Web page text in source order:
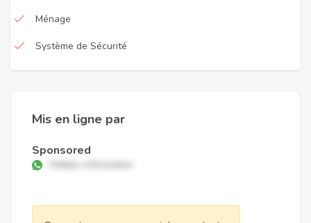
Ménage
Système de Sécurité
Mis en ligne par
Sponsored
Hidden information